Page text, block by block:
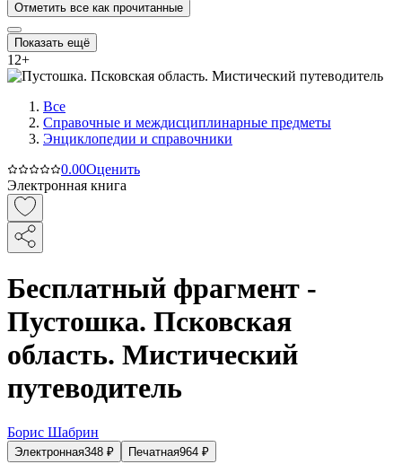
Отметить все как прочитанные
Показать ещё
12+
Все
Справочные и междисциплинарные предметы
Энциклопедии и справочники
0.00Оценить
Электронная книга
Бесплатный фрагмент -
Пустошка. Псковская
область. Мистический
путеводитель
Борис Шабрин
Электронная348 ₽ Печатная964 ₽